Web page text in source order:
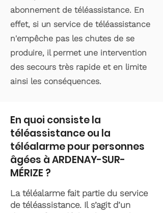
abonnement de téléassistance. En
effet, si un service de téléassistance
n'empêche pas les chutes de se
produire, il permet une intervention
des secours très rapide et en limite
ainsi les conséquences.
En quoi consiste la
téléassistance ou la
téléalarme pour personnes
âgées à ARDENAY-SUR-
MÉRIZE ?
La téléalarme fait partie du service
de téléassistance. Il s’agit d’un